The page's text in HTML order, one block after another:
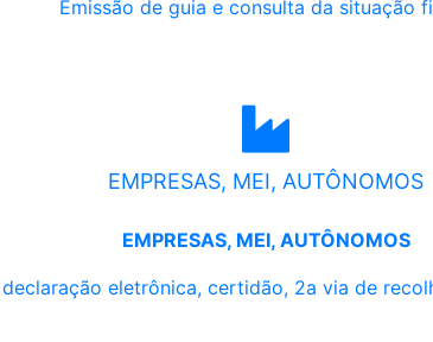
Emissão de guia e consulta da situação
EMPRESAS, MEI, AUTÔNOMOS
EMPRESAS, MEI, AUTÔNOMOS
eletrônica, certidão, 2a via de